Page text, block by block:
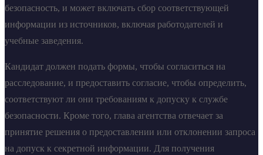
безопасность, и может включать сбор соответствующей
информации из источников, включая работодателей и
учебные заведения.
Кандидат должен подать формы, чтобы согласиться на
расследование, и предоставить согласие, чтобы определить,
соответствуют ли они требованиям к допуску к службе
безопасности. Кроме того, глава агентства отвечает за
принятие решения о предоставлении или отклонении запроса
на допуск к секретной информации. Для получения